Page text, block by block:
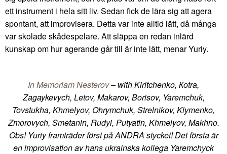
ett instrument i hela sitt liv. Sedan fick de lära sig att agera
spontant, att improvisera. Detta var inte alltid lätt, då många
var skolade skådespelare. Att släppa en redan inlärd
kunskap om hur agerande går till är inte lätt, menar Yuriy.
In Memoriam Nesterov– with Kiritchenko, Коtrа,
Zagaykevych, Letov, Makarov, Borisov, Yaremchuk,
Tovstukha, Khmelyov, Ohrymchuk, Strelnikov, Klymenko,
Zmorovych, Smetanin, Rudyi, Putyatin, Khmelyov, Makhno.
Obs! Yuriy framträder först på ANDRA stycket! Det första är
en improvisation av hans ukrainska kollega Yaremchyck